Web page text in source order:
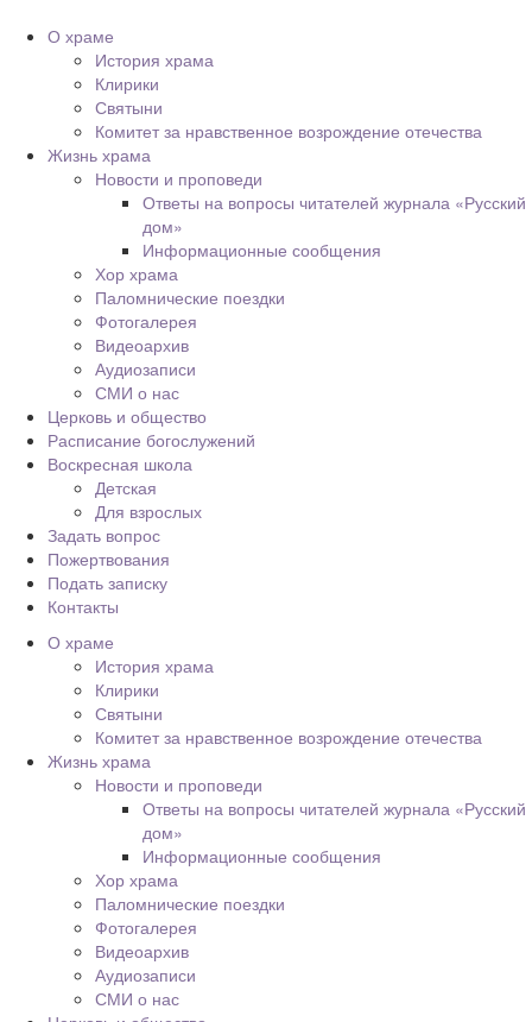
О храме
История храма
Клирики
Святыни
Комитет за нравственное возрождение отечества
Жизнь храма
Новости и проповеди
Ответы на вопросы читателей журнала «Русский
дом»
Информационные сообщения
Хор храма
Паломнические поездки
Фотогалерея
Видеоархив
Аудиозаписи
СМИ о нас
Церковь и общество
Расписание богослужений
Воскресная школа
Детская
Для взрослых
Задать вопрос
Пожертвования
Подать записку
Контакты
О храме
История храма
Клирики
Святыни
Комитет за нравственное возрождение отечества
Жизнь храма
Новости и проповеди
Ответы на вопросы читателей журнала «Русский
дом»
Информационные сообщения
Хор храма
Паломнические поездки
Фотогалерея
Видеоархив
Аудиозаписи
СМИ о нас